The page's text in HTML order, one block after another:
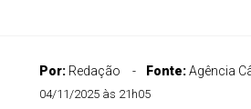
Por: Redação Fonte:Agência
04/11/2025 às 21h05